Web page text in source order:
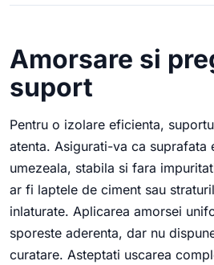
Amorsare si
suport
Pentru o izolare eficienta,
atenta. Asigurati-va ca suprafata
umezeala, stabila si fara
ar fi laptele de ciment sau
inlaturate. Aplicarea amorsei
sporeste aderenta, dar nu
curatare. Asteptati uscarea